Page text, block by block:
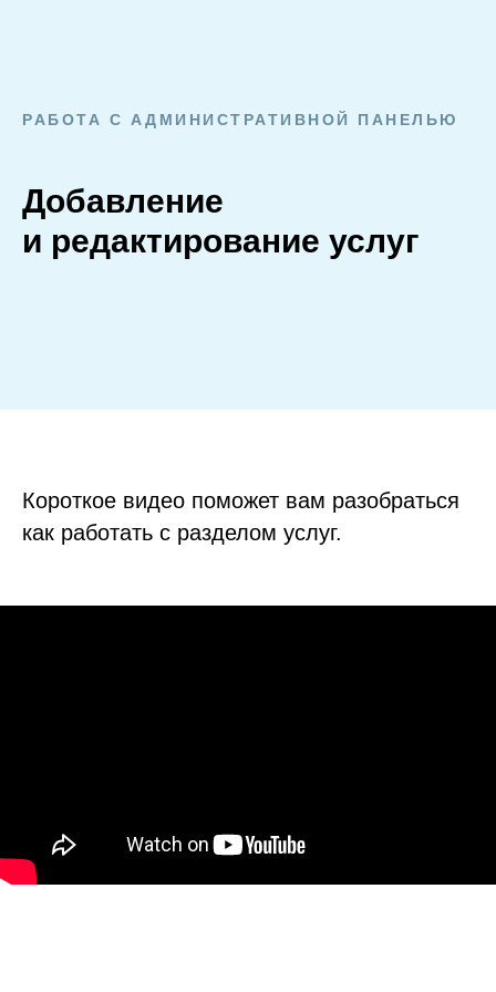
РАБОТА С АДМИНИСТРАТИВНОЙ ПАНЕЛЬЮ
Добавление
и редактирование услуг
Короткое видео поможет вам разобраться
как работать с разделом услуг.